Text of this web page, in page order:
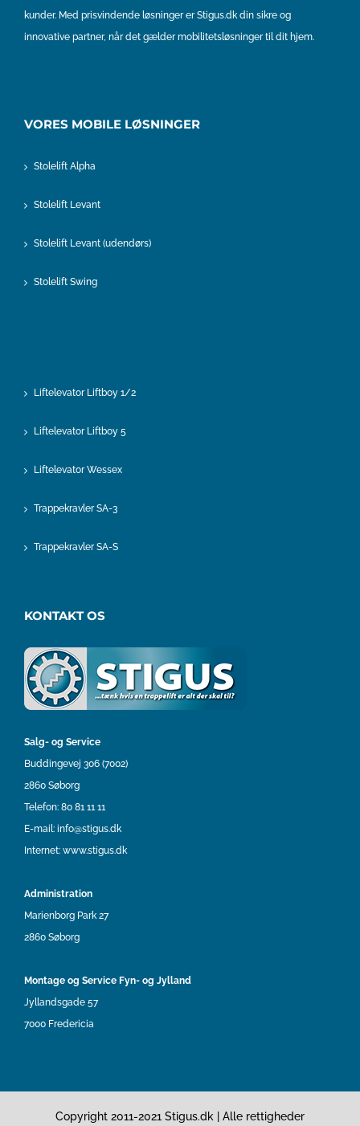
kunder. Med prisvindende løsninger er Stigus.dk din sikre og
innovative partner, når det gælder mobilitetsløsninger til dit hjem.
VORES MOBILE LØSNINGER
Stolelift Alpha
Stolelift Levant
Stolelift Levant (udendørs)
Stolelift Swing
Liftelevator Liftboy 1/2
Liftelevator Liftboy 5
Liftelevator Wessex
Trappekravler SA-3
Trappekravler SA-S
KONTAKT OS
Salg- og Service
Buddingevej 306 (7002)
2860 Søborg
Telefon: 80 81 11 11
E-mail: info@stigus.dk
Internet: www.stigus.dk
Administration
Marienborg Park 27
2860 Søborg
Montage og Service Fyn- og Jylland
Jyllandsgade 57
7000 Fredericia
Copyright 2011-2021 Stigus.dk | Alle rettigheder